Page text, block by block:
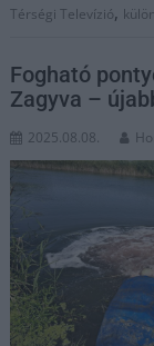
Térségi Televízió,
Fogható
Zagyva –
2025.08.08.